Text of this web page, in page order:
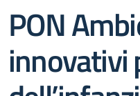
PON
innovativi